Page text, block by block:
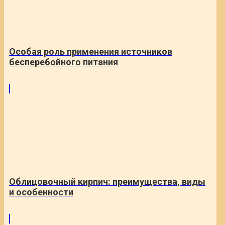
Особая роль применения источников
бесперебойного питания
Облицовочный кирпич: преимущества, виды
и особенности